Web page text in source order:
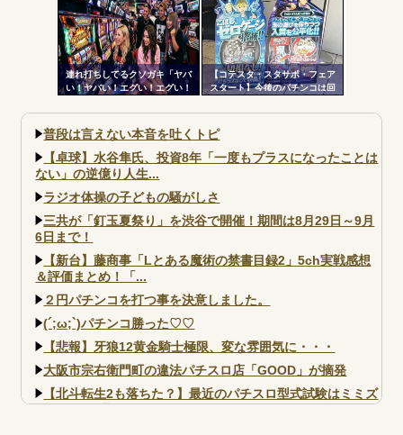
度が公開される！みんなの体感
と比べてどうよ？
連れ打ちしてるクソガキ「ヤバ
い！ヤバい！エグい！エグい！
さすぎだろｗｗｗ
【コテスタ・スタサポ・フェア
スタート】今後のパチンコは回
て釘は完全に廃止するべき
普段は言えない本音を吐くトピ
【卓球】水谷隼氏、投資8年「一度もプラスになったことは
ない」の逆億り人生...
ラジオ体操の子どもの騒がしさ
三共が「釘玉夏祭り」を渋谷で開催！期間は8月29日～9月
6日まで！
【新台】藤商事「Lとある魔術の禁書目録2」5ch実戦感想
＆評価まとめ！「...
２円パチンコを打つ事を決意しました。
(´;ω;`)パチンコ勝った♡♡
【悲報】牙狼12黄金騎士極限、変な雰囲気に・・・
大阪市宗右衛門町の違法パチスロ店「GOOD」が摘発
【北斗転生2も落ちた？】最近のパチスロ型式試験はミミズ